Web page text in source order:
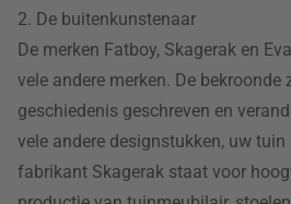
2. De buitenkunstenaar
De merken Fatboy, Skagerak en
vele andere merken. De bekroonde
geschiedenis geschreven en
vele andere designstukken, uw tuin
fabrikant Skagerak staat voor